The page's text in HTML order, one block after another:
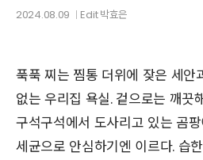
2024.08.09 Edit박효은
푹푹 찌는 찜통 더위에 잦은 세안
없는 우리집 욕실. 겉으로는 깨끗
구석구석에서 도사리고 있는 곰
세균으로 안심하기엔 이르다. 습